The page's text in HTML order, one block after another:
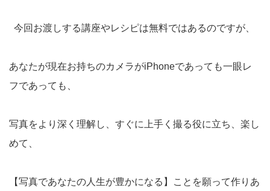
今回お渡しする講座やレシピは無料ではあるのですが、
あなたが現在お持ちのカメラがiPhoneであっても一眼レ
フであっても、
写真をより深く理解し、すぐに上手く撮る役に立ち、楽し
めて、
【写真であなたの人生が豊かになる】ことを願って作りあ